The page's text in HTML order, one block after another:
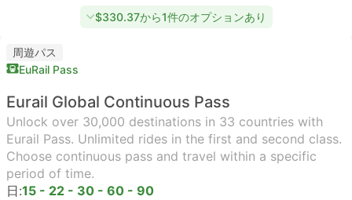
$330.37から1件のオプションあり
周遊パス
EuRail Pass
Eurail Global Continuous Pass
Unlock over 30,000 destinations in 33 countries with
Eurail Pass. Unlimited rides in the first and second class.
Choose continuous pass and travel within a specific
period of time.
日:15 - 22 - 30 - 60 - 90